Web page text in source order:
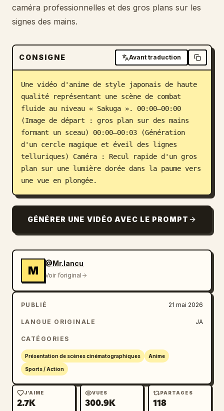
caméra professionnelles et des gros plans sur les
signes des mains.
CONSIGNE Avant traduction
Une vidéo d'anime de style japonais de haute
qualité représentant une scène de combat
fluide au niveau « Sakuga ». 00:00–00:00
(Image de départ : gros plan sur des mains
formant un sceau) 00:00–00:03 (Génération
d'un cercle magique et éveil des lignes
telluriques) Caméra : Recul rapide d'un gros
plan sur une lumière dorée dans la paume vers
une vue en plongée.
GÉNÉRER UNE VIDÉO AVEC LE PROMPT
M
@Mr.Iancu
Voir l’original
PUBLIÉ 21 mai 2026
LANGUE ORIGINALE JA
CATÉGORIES
Présentation de scènes cinématographiques Anime
Sports / Action
J’AIME
2.7K
VUES
300.9K
PARTAGES
118